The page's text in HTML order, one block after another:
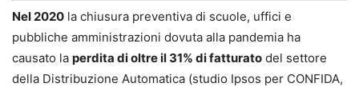
Nel 2020 la chiusura preventiva di scuole, uffici e
pubbliche amministrazioni dovuta alla pandemia ha
causato la perdita di oltre il 31% di fatturato del settore
della Distribuzione Automatica (studio Ipsos per CONFIDA,